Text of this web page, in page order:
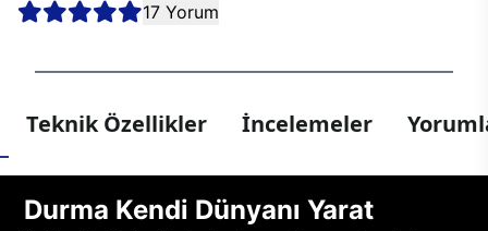
17 Yorum
Teknik Özellikler İncelemeler
Durma Kendi Dünyanı Yarat